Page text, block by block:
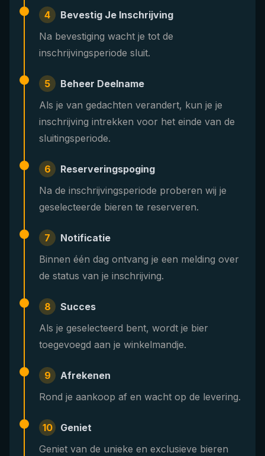
4
Bevestig Je Inschrijving
Na bevestiging wacht je tot de
inschrijvingsperiode sluit.
5
Beheer Deelname
Als je van gedachten verandert, kun je je
inschrijving intrekken voor het einde van de
sluitingsperiode.
6
Reserveringspoging
Na de inschrijvingsperiode proberen wij je
geselecteerde bieren te reserveren.
7
Notificatie
Binnen één dag ontvang je een melding over
de status van je inschrijving.
8
Succes
Als je geselecteerd bent, wordt je bier
toegevoegd aan je winkelmandje.
9
Afrekenen
Rond je aankoop af en wacht op de levering.
10
Geniet
Geniet van de unieke en exclusieve bieren